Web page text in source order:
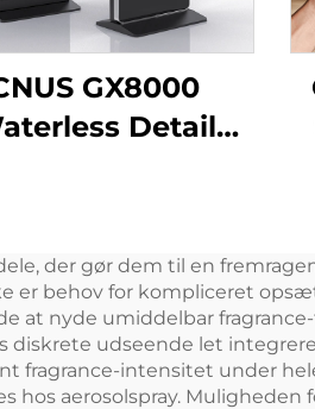
GX8000
Detail
Touch Screen
Kiosk
der gør dem til en
er behov for kompliceret
at nyde umiddelbar
diskrete udseende let
fragrance-intensitet under
hos aerosolspray.